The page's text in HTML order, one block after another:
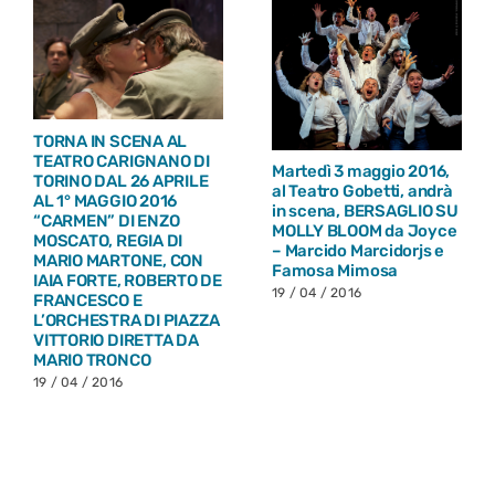
TORNA IN SCENA AL
TEATRO CARIGNANO DI
TORINO DAL 26 APRILE
AL 1° MAGGIO 2016
“CARMEN” DI ENZO
MOSCATO, REGIA DI
MARIO MARTONE, CON
IAIA FORTE, ROBERTO DE
FRANCESCO E
L’ORCHESTRA DI PIAZZA
VITTORIO DIRETTA DA
MARIO TRONCO
19 / 04 / 2016
Martedì 3 maggio 2016,
al Teatro Gobetti, andrà
in scena, BERSAGLIO SU
MOLLY BLOOM da Joyce
– Marcido Marcidorjs e
Famosa Mimosa
19 / 04 / 2016